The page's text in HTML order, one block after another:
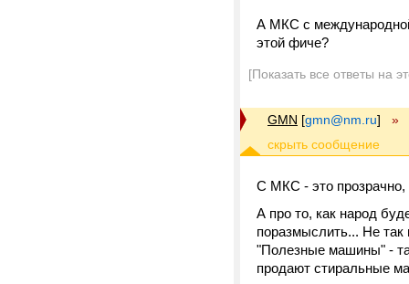
А МКС с международной
этой фиче?
[Показать все ответы на
GMN [gmn@nm.ru] »
С МКС - это
А про то, как народ
поразмыслить... Не
"Полезные машины" -
продают стиральные